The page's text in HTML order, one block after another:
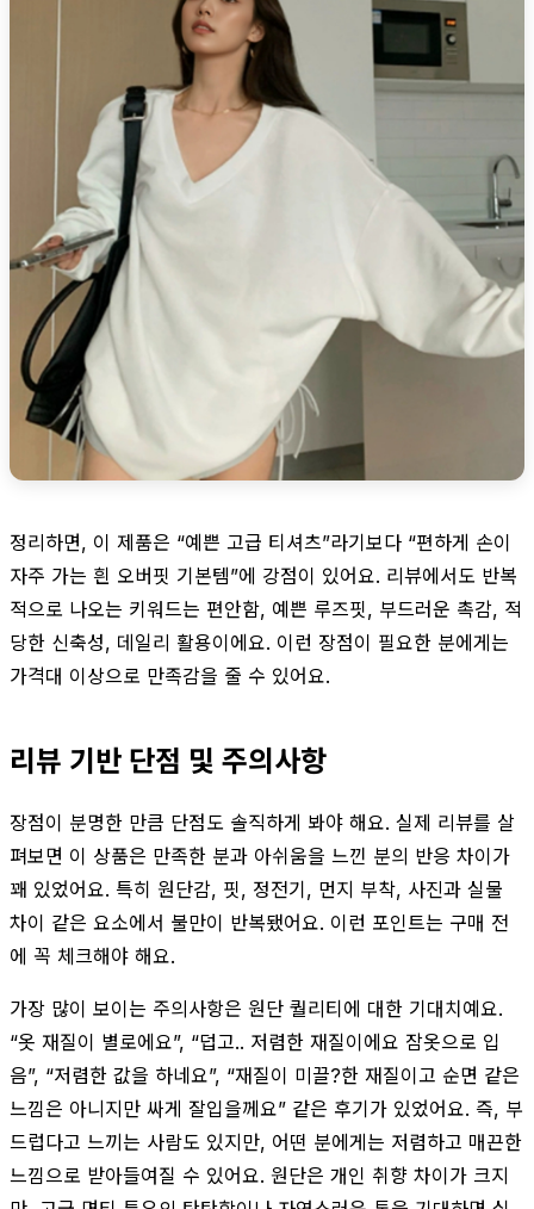
정리하면, 이 제품은 “예쁜 고급 티셔츠”라기보다 “편하게 손이
자주 가는 흰 오버핏 기본템”에 강점이 있어요. 리뷰에서도 반복
적으로 나오는 키워드는 편안함, 예쁜 루즈핏, 부드러운 촉감, 적
당한 신축성, 데일리 활용이에요. 이런 장점이 필요한 분에게는
가격대 이상으로 만족감을 줄 수 있어요.
리뷰 기반 단점 및 주의사항
장점이 분명한 만큼 단점도 솔직하게 봐야 해요. 실제 리뷰를 살
펴보면 이 상품은 만족한 분과 아쉬움을 느낀 분의 반응 차이가
꽤 있었어요. 특히 원단감, 핏, 정전기, 먼지 부착, 사진과 실물
차이 같은 요소에서 불만이 반복됐어요. 이런 포인트는 구매 전
에 꼭 체크해야 해요.
가장 많이 보이는 주의사항은 원단 퀄리티에 대한 기대치예요.
“옷 재질이 별로에요”, “덥고.. 저렴한 재질이에요 잠옷으로 입
음”, “저렴한 값을 하네요”, “재질이 미끌?한 재질이고 순면 같은
느낌은 아니지만 싸게 잘입을께요” 같은 후기가 있었어요. 즉, 부
드럽다고 느끼는 사람도 있지만, 어떤 분에게는 저렴하고 매끈한
느낌으로 받아들여질 수 있어요. 원단은 개인 취향 차이가 크지